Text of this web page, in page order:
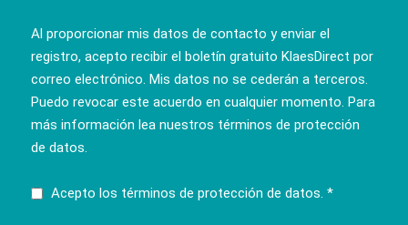
Al proporcionar mis datos de contacto y enviar el
registro, acepto recibir el boletín gratuito KlaesDirect por
correo electrónico. Mis datos no se cederán a terceros.
Puedo revocar este acuerdo en cualquier momento. Para
más información lea nuestros términos de protección
de datos
Acepto los términos de protección de datos. *